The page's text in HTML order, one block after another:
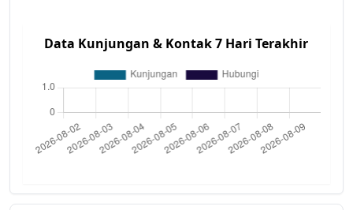
Data Kunjungan & Kontak 7 Hari Terakhir